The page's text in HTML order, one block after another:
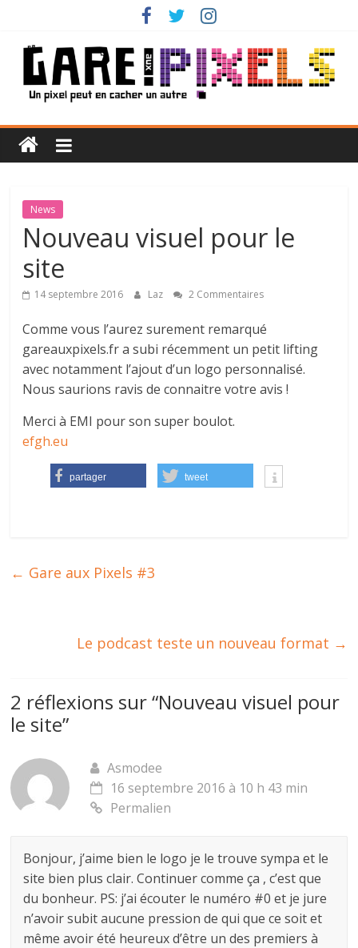
contenu
Gare
aux
Pixels
Un
pixel
peut
cacher
un
autre
News
Nouveau visuel pour le
site
14 septembre 2016 Laz 2 Commentaires
Comme vous l’aurez surement remarqué
gareauxpixels.fr a subi récemment un petit lifting
avec notamment l’ajout d’un logo personnalisé.
Nous saurions ravis de connaitre votre avis !
Merci à EMI pour son super boulot.
efgh.eu
partager tweet
← Gare aux Pixels #3
Le podcast teste un nouveau format →
2 réflexions sur “Nouveau visuel pour
le site”
Asmodee
16 septembre 2016 à 10 h 43 min
Permalien
Bonjour, j’aime bien le logo je le trouve sympa et le
site bien plus clair. Continuer comme ça , c’est que
du bonheur. PS: j’ai écouter le numéro #0 et je jure
n’avoir subit aucune pression de qui que ce soit et
même avoir été heureux d’être un des premiers à